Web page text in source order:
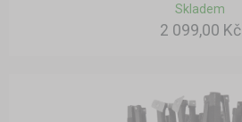
Skladem
2 099,00 Kč